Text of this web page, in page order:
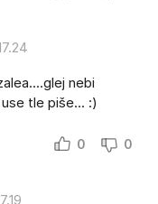
nebi
tle piše... :)
0 0